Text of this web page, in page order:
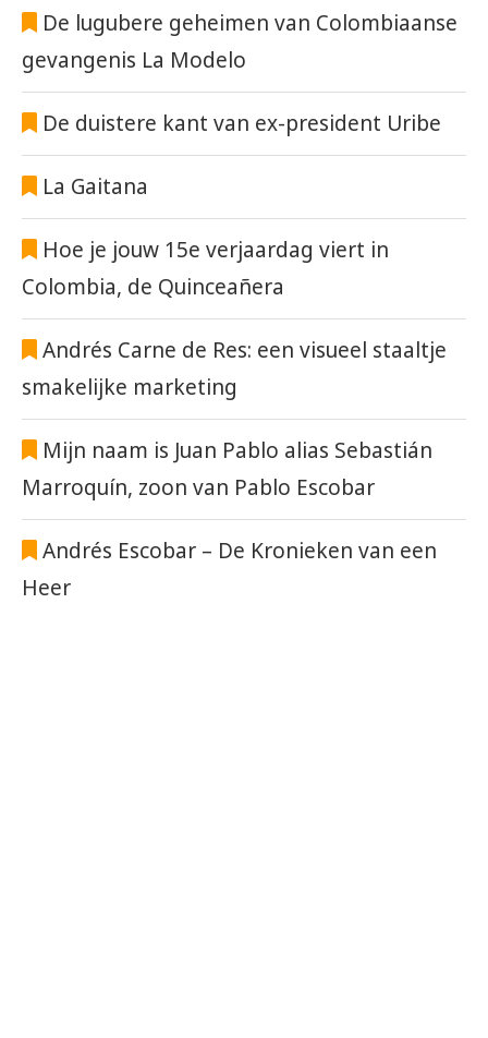
De lugubere geheimen van Colombiaanse
gevangenis La Modelo
De duistere kant van ex-president Uribe
La Gaitana
Hoe je jouw 15e verjaardag viert in
Colombia, de Quinceañera
Andrés Carne de Res: een visueel staaltje
smakelijke marketing
Mijn naam is Juan Pablo alias Sebastián
Marroquín, zoon van Pablo Escobar
Andrés Escobar – De Kronieken van een
Heer